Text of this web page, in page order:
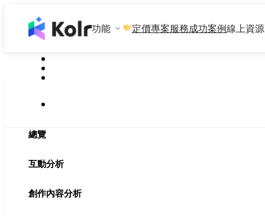
功能 定價專案服務成功案例線上資源
總覽
互動分析
創作內容分析